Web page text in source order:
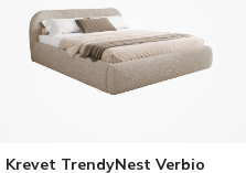
Krevet TrendyNest Verbio